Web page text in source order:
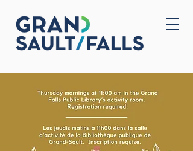
Accueil